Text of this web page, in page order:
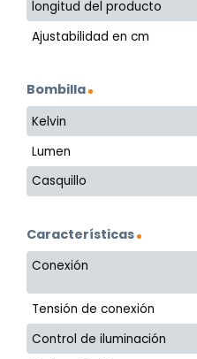
longitud del producto
Ajustabilidad en cm
Bombilla
Kelvin
Lumen
Casquillo
Características
Conexión
Tensión de conexión
Control de iluminación